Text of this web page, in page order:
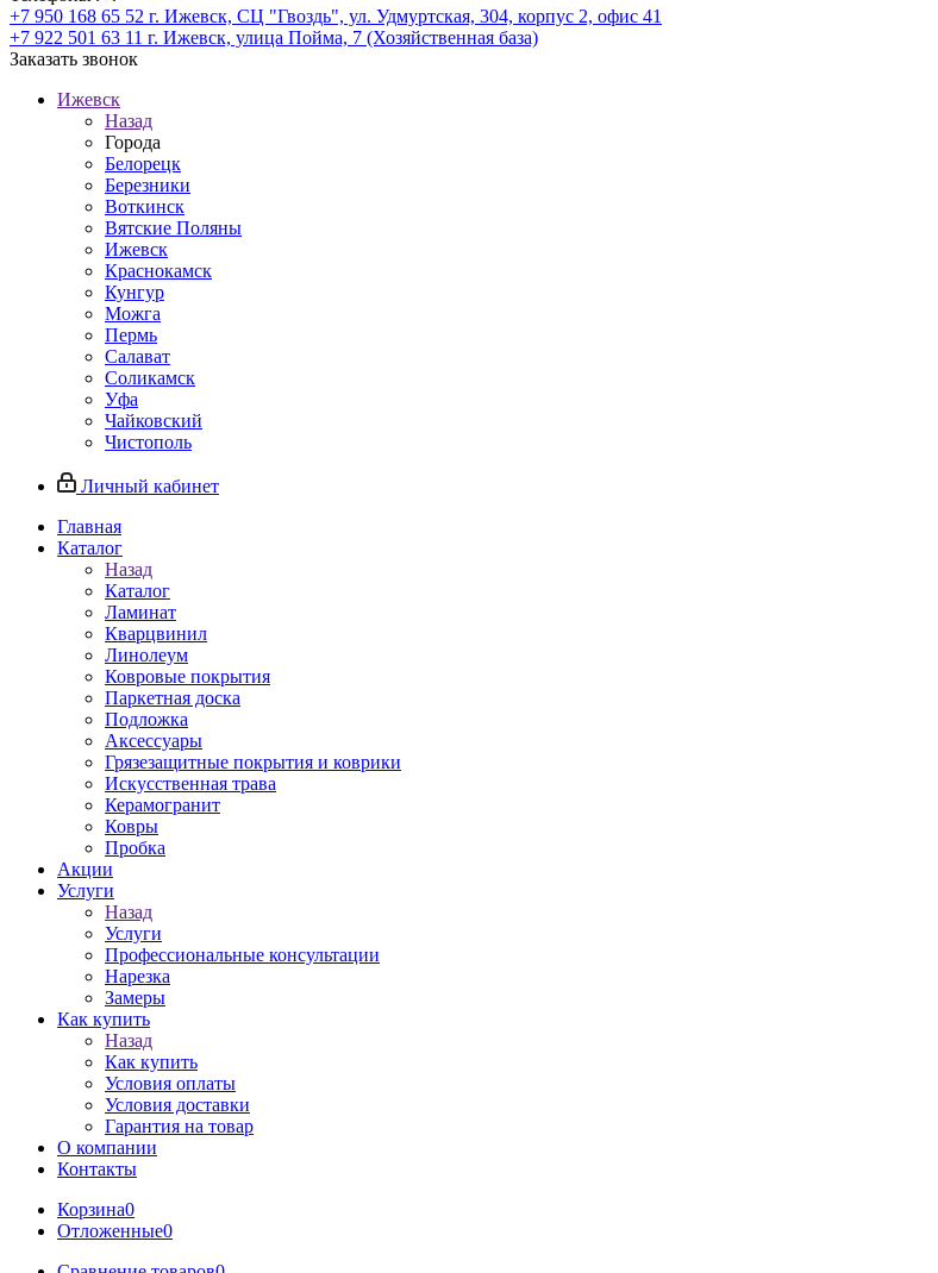
+7 950 168 65 52 г. Ижевск, СЦ "Гвоздь", ул. Удмуртская, 304, корпус 2, офис 41
+7 922 501 63 11 г. Ижевск, улица Пойма, 7 (Хозяйственная база)
Заказать звонок
Ижевск
Назад
Города
Белорецк
Березники
Воткинск
Вятские Поляны
Ижевск
Краснокамск
Кунгур
Можга
Пермь
Салават
Соликамск
Уфа
Чайковский
Чистополь
Личный кабинет
Главная
Каталог
Назад
Каталог
Ламинат
Кварцвинил
Линолеум
Ковровые покрытия
Паркетная доска
Подложка
Аксессуары
Грязезащитные покрытия и коврики
Искусственная трава
Керамогранит
Ковры
Пробка
Акции
Услуги
Назад
Услуги
Профессиональные консультации
Нарезка
Замеры
Как купить
Назад
Как купить
Условия оплаты
Условия доставки
Гарантия на товар
О компании
Контакты
Корзина0
Отложенные0